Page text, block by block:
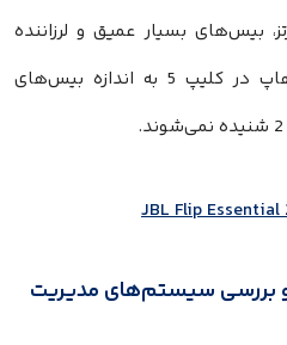
فرکانسی از 95 هرتز، بیس‌های بسیار عمیق و لرزاننده
سبک‌های الکترونیک یا هیپ‌هاپ در کلیپ 5 به اندازه بیس‌های
و بررسی سیستم‌های مدیریت